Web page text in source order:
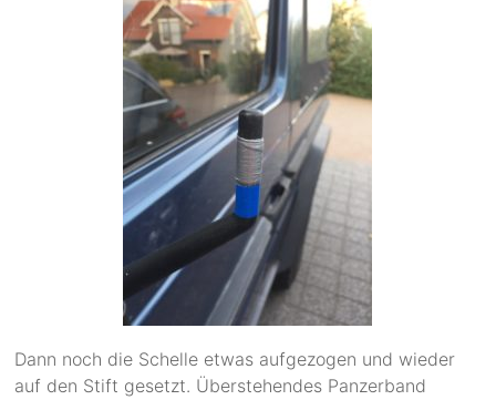
Dann noch die Schelle etwas aufgezogen und wieder
auf den Stift gesetzt. Überstehendes Panzerband